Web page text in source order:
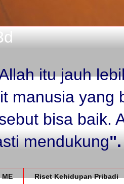
itu jauh
manusia yang
bisa baik.
mendukung".
ME Riset Kehidupan Pribadi